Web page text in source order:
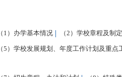
（1）办学基本情况 （2）学校章程及制
（5）学校发展规划、年度工作计划及重点